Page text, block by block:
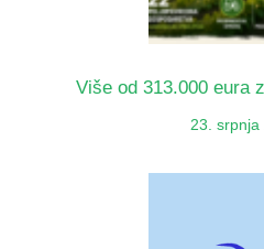
Više od 313.000 eura
23. srpnja